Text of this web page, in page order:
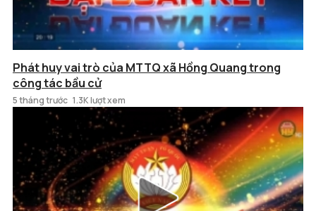
Phát huy vai trò của MTTQ xã Hồng Quang trong
công tác bầu cử
5 tháng trước 1.3K lượt xem